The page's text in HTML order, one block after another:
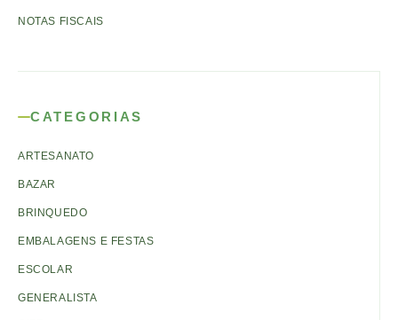
NOTAS FISCAIS
CATEGORIAS
ARTESANATO
BAZAR
BRINQUEDO
EMBALAGENS E FESTAS
ESCOLAR
GENERALISTA